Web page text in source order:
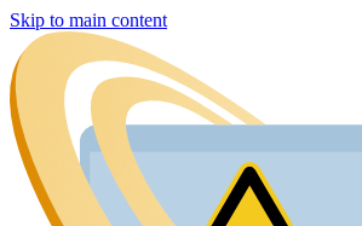
Skip to main content